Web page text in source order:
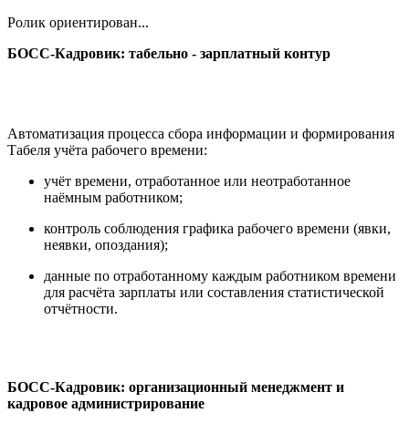
Ролик ориентирован...
БОСС-Кадровик: табельно - зарплатный контур
Автоматизация процесса сбора информации и формирования
Табеля учёта рабочего времени:
учёт времени, отработанное или неотработанное
наёмным работником;
контроль соблюдения графика рабочего времени (явки,
неявки, опоздания);
данные по отработанному каждым работником времени
для расчёта зарплаты или составления статистической
отчётности.
БОСС-Кадровик: организационный менеджмент и
кадровое администрирование